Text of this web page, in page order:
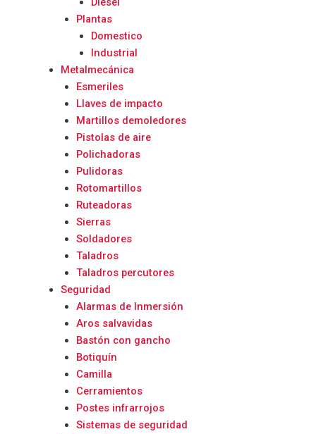
Plantas
Domestico
Industrial
Metalmecánica
Esmeriles
Llaves de impacto
Martillos demoledores
Pistolas de aire
Polichadoras
Pulidoras
Rotomartillos
Ruteadoras
Sierras
Soldadores
Taladros
Taladros percutores
Seguridad
Alarmas de Inmersión
Aros salvavidas
Bastón con gancho
Botiquín
Camilla
Cerramientos
Postes infrarrojos
Sistemas de seguridad